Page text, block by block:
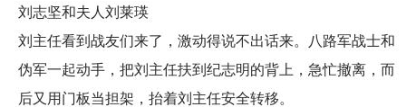
刘志坚和夫人刘莱瑛
刘主任看到战友们来了，激动得说不出话来。八路军战士和
伪军一起动手，把刘主任扶到纪志明的背上，急忙撤离，而
后又用门板当担架，抬着刘主任安全转移。